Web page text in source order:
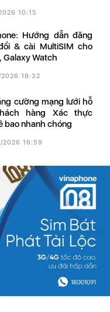
10:15
& cài MultiSIM cho
Galaxy Watch
18:32
hàng Xác thực
bao nhanh chóng
2026 16:59